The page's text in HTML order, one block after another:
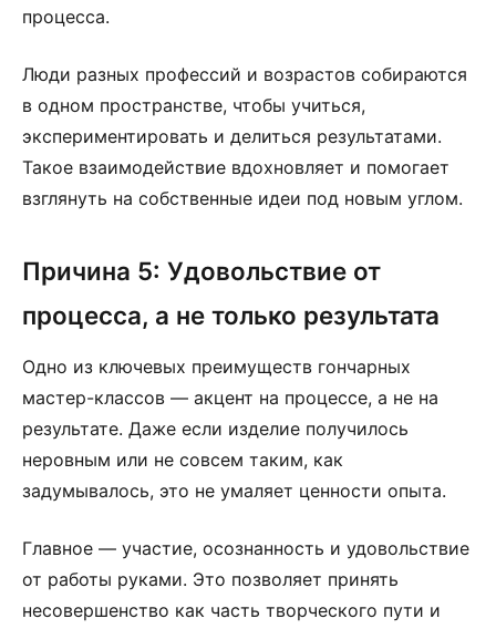
процесса.
Люди разных профессий и возрастов собираются
в одном пространстве, чтобы учиться,
экспериментировать и делиться результатами.
Такое взаимодействие вдохновляет и помогает
взглянуть на собственные идеи под новым углом.
Причина 5: Удовольствие от
процесса, а не только результата
Одно из ключевых преимуществ гончарных
мастер-классов — акцент на процессе, а не на
результате. Даже если изделие получилось
неровным или не совсем таким, как
задумывалось, это не умаляет ценности опыта.
Главное — участие, осознанность и удовольствие
от работы руками. Это позволяет принять
несовершенство как часть творческого пути и